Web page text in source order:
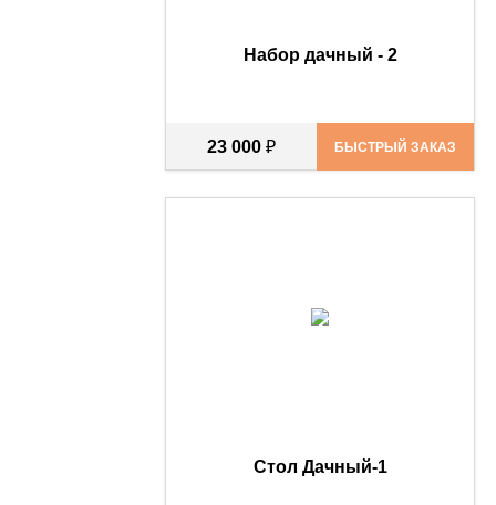
Набор дачный - 2
23 000₽ БЫСТРЫЙ ЗАКАЗ
Стол Дачный-1